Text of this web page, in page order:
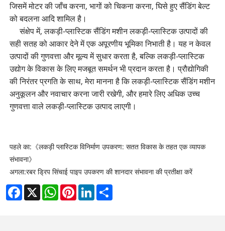
जिसमें मोटर की जाँच करना, भागों को चिकना करना, घिसे हुए सैंडिंग बेल्ट
को बदलना आदि शामिल है।
संक्षेप में, लकड़ी-प्लास्टिक सैंडिंग मशीन लकड़ी-प्लास्टिक उत्पादों की
सही सतह को आकार देने में एक अपूरणीय भूमिका निभाती है। यह न केवल
उत्पादों की गुणवत्ता और मूल्य में सुधार करता है, बल्कि लकड़ी-प्लास्टिक
उद्योग के विकास के लिए मजबूत समर्थन भी प्रदान करता है। प्रौद्योगिकी
की निरंतर प्रगति के साथ, मेरा मानना ​​है कि लकड़ी-प्लास्टिक सैंडिंग मशीन
अनुकूलन और नवाचार करना जारी रखेगी, और हमारे लिए अधिक उच्च
गुणवत्ता वाले लकड़ी-प्लास्टिक उत्पाद लाएगी।
पहले का: 《लकड़ी प्लास्टिक विनिर्माण उपकरण: सतत विकास के तहत एक व्यापक
संभावना》
अगला:रबर ड्रिप सिंचाई पाइप उपकरण की शानदार संभावना की प्रतीक्षा करें
Facebook
X WhatsAppPinterestLinkedIn